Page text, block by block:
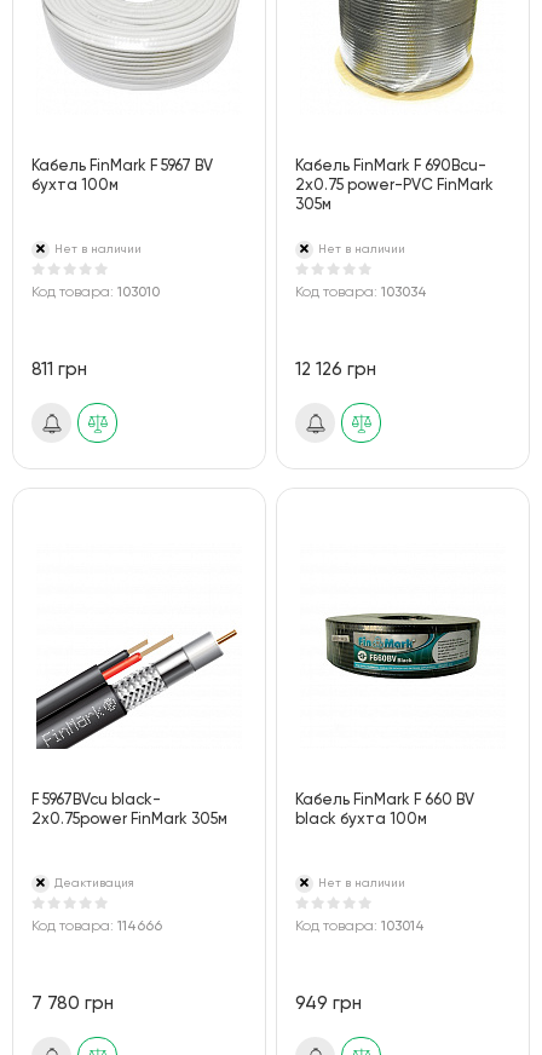
Кабель FinMark F 5967 BV
бухта 100м
Нет в наличии
Код товара: 103010
811 грн
Кабель FinMark F 690Bcu-
2x0.75 power-РVС FinMark
305м
Нет в наличии
Код товара:103034
12 126 грн
F 5967BVcu black-
2x0.75power FinMark 305м
Деактивация
Код товара: 114666
7 780 грн
Кабель FinMark F 660 BV
black бухта 100м
Нет в наличии
Код товара:103014
949 грн